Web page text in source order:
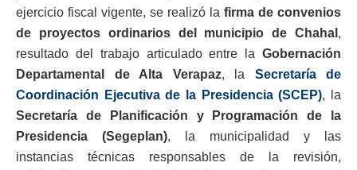
ejercicio fiscal vigente, se realizó la firma de convenios
de proyectos ordinarios del municipio de Chahal ,
resultado del trabajo articulado entre la Gobernación
Departamental de Alta Verapaz, la Secretaría de
Coordinación Ejecutiva de la Presidencia (SCEP), la
Secretaría de Planificación y Programación de la
Presidencia (Segeplan), la municipalidad y las
instancias técnicas responsables de la revisión,